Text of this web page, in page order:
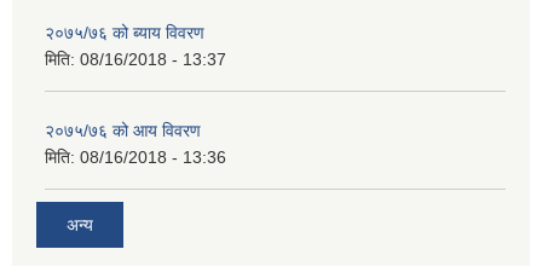
२०७५/७६ को ब्याय विवरण
मिति: 08/16/2018 - 13:37
२०७५/७६ को आय विवरण
मिति: 08/16/2018 - 13:36
अन्य